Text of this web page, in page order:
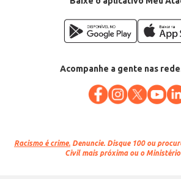
Acompanhe a gente nas
Racismo é crime. Denuncie. Disque 100 ou
Civil mais próxima ou o